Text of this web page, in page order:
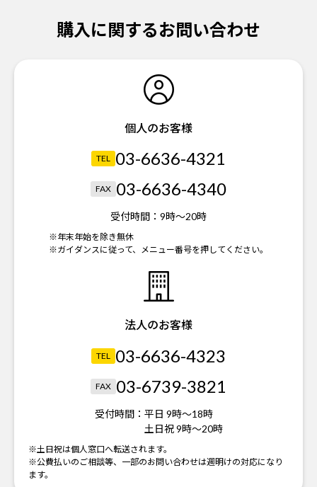
購入に関するお問い合わせ
個人のお客様
TEL 03-6636-4321
FAX 03-6636-4340
受付時間： 9時～20時
※年末年始を除き無休
※ガイダンスに従って、メニュー番号を押してください。
法人のお客様
TEL 03-6636-4323
FAX 03-6739-3821
受付時間： 平日 9時～18時
土日祝 9時～20時
※土日祝は個人窓口へ転送されます。
※公費払いのご相談等、一部のお問い合わせは週明けの対応になり
ます。